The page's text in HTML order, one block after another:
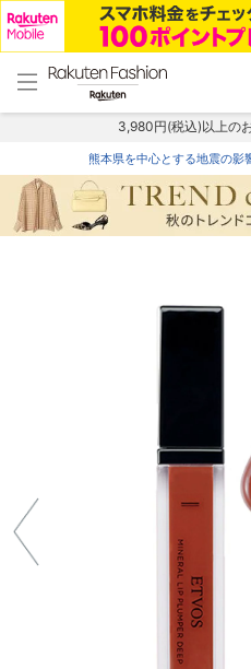
menu home
トップ
3,980円(税込)以上の
熊本県を中心とする地震の影